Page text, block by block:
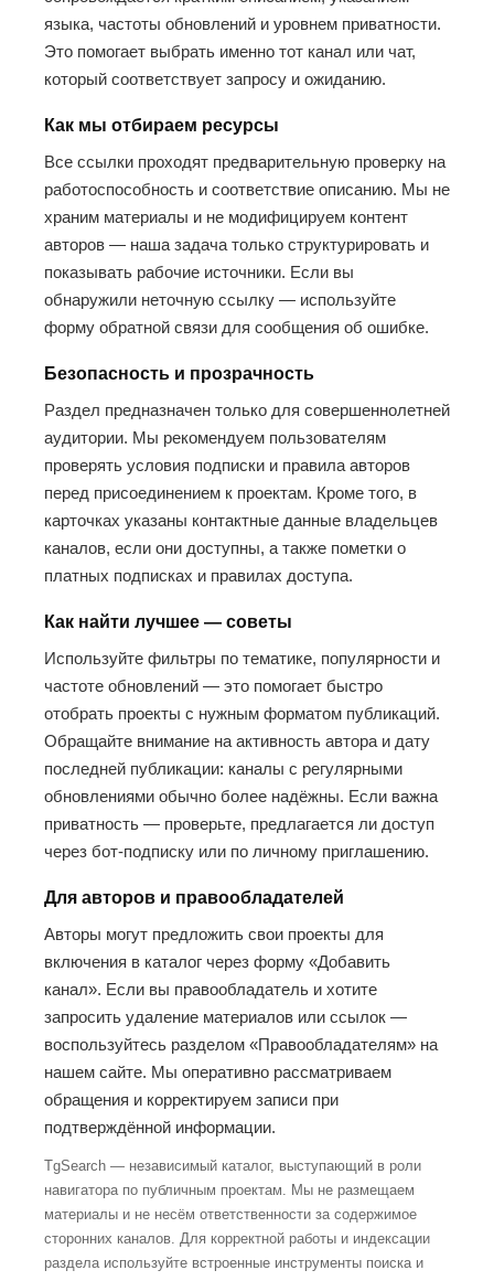
языка, частоты обновлений и уровнем приватности.
Это помогает выбрать именно тот канал или чат,
который соответствует запросу и ожиданию.
Как мы отбираем ресурсы
Все ссылки проходят предварительную проверку на
работоспособность и соответствие описанию. Мы не
храним материалы и не модифицируем контент
авторов — наша задача только структурировать и
показывать рабочие источники. Если вы
обнаружили неточную ссылку — используйте
форму обратной связи для сообщения об ошибке.
Безопасность и прозрачность
Раздел предназначен только для совершеннолетней
аудитории. Мы рекомендуем пользователям
проверять условия подписки и правила авторов
перед присоединением к проектам. Кроме того, в
карточках указаны контактные данные владельцев
каналов, если они доступны, а также пометки о
платных подписках и правилах доступа.
Как найти лучшее — советы
Используйте фильтры по тематике, популярности и
частоте обновлений — это помогает быстро
отобрать проекты с нужным форматом публикаций.
Обращайте внимание на активность автора и дату
последней публикации: каналы с регулярными
обновлениями обычно более надёжны. Если важна
приватность — проверьте, предлагается ли доступ
через бот-подписку или по личному приглашению.
Для авторов и правообладателей
Авторы могут предложить свои проекты для
включения в каталог через форму «Добавить
канал». Если вы правообладатель и хотите
запросить удаление материалов или ссылок —
воспользуйтесь разделом «Правообладателям» на
нашем сайте. Мы оперативно рассматриваем
обращения и корректируем записи при
подтверждённой информации.
TgSearch — независимый каталог, выступающий в роли
навигатора по публичным проектам. Мы не размещаем
материалы и не несём ответственности за содержимое
сторонних каналов. Для корректной работы и индексации
раздела используйте встроенные инструменты поиска и